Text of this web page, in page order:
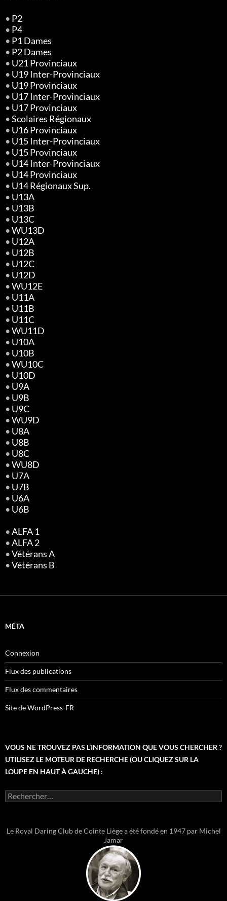
• P2
• P4
• P1 Dames
• P2 Dames
• U21 Provinciaux
• U19 Inter-Provinciaux
• U19 Provinciaux
• U17 Inter-Provinciaux
• U17 Provinciaux
•Scolaires Régionaux
• U16 Provinciaux
• U15 Inter-Provinciaux
• U15 Provinciaux
• U14 Inter-Provinciaux
• U14 Provinciaux
• U14 Régionaux Sup.
• U13A
• U13B
• U13C
•WU13D
• U12A
• U12B
• U12C
• U12D
•WU12E
• U11A
• U11B
• U11C
•WU11D
• U10A
• U10B
•WU10C
• U10D
• U9A
• U9B
• U9C
•WU9D
• U8A
• U8B
• U8C
•WU8D
• U7A
• U7B
• U6A
• U6B
•ALFA 1
•ALFA 2
•Vétérans A
•Vétérans B
MÉTA
Connexion
Flux des publications
Flux des commentaires
Site de WordPress-FR
VOUS NE TROUVEZ PAS L’INFORMATION QUE VOUS CHERCHER ?
UTILISEZ LE MOTEUR DE RECHERCHE (OU CLIQUEZ SUR LA
LOUPE EN HAUT À GAUCHE) :
Rechercher :
Le Royal Daring Club de Cointe Liège a été fondé en 1947 par Michel
Jamar